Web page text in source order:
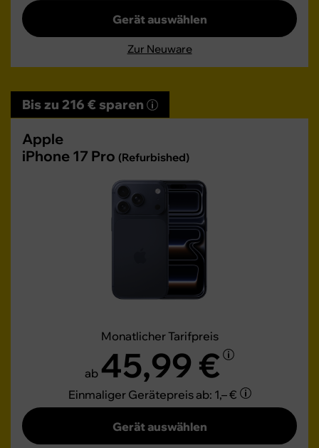
Gerät auswählen
Zur Neuware
Bis zu 216 € sparen
Apple
iPhone 17 Pro (Refurbished)
Monatlicher Tarifpreis
ab 45,99 €
Einmaliger Gerätepreisab: 1,– €
Gerät auswählen